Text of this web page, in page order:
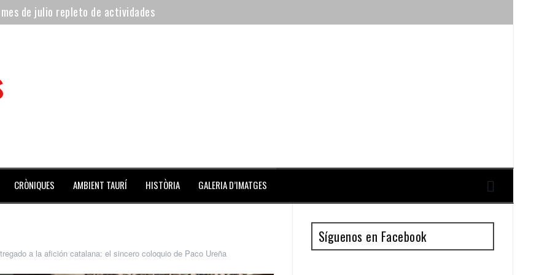
de julio repleto de actividades
Coliseo Balear
l’Aldea
CRÒNIQUES AMBIENT TAURÍ HISTÒRIA GALERIA D’IMATGES
a la afición catalana: el sincero coloquio de Paco Ureña
Síguenos en Facebook